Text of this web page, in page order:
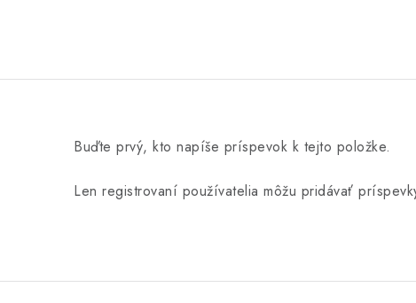
Buďte prvý, kto napíše príspevok k tejto položke.
Len registrovaní používatelia môžu pridávať